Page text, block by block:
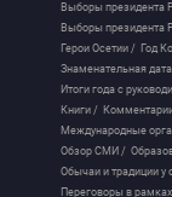
Выборы президента
Выборы президента
Герои Осетии / Год
Знаменательная
Итоги года с
Книги /
Международные
Обзор СМИ /
Обычаи и традиции у
Переговоры в